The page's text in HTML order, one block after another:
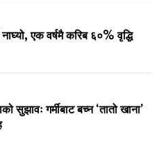
नाघ्यो, एक वर्षमै करिब ६०% वृद्धि
सुझावः गर्मीबाट बच्न ‘तातो खाना’